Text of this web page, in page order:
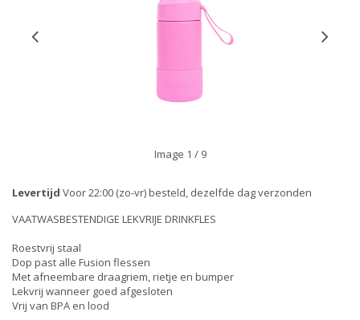
Image 1 / 9
Levertijd Voor 22:00 (zo-vr) besteld, dezelfde dag verzonden
VAATWASBESTENDIGE LEKVRIJE DRINKFLES
Roestvrij staal
Dop past alle Fusion flessen
Met afneembare draagriem, rietje en bumper
Lekvrij wanneer goed afgesloten
Vrij van BPA en lood